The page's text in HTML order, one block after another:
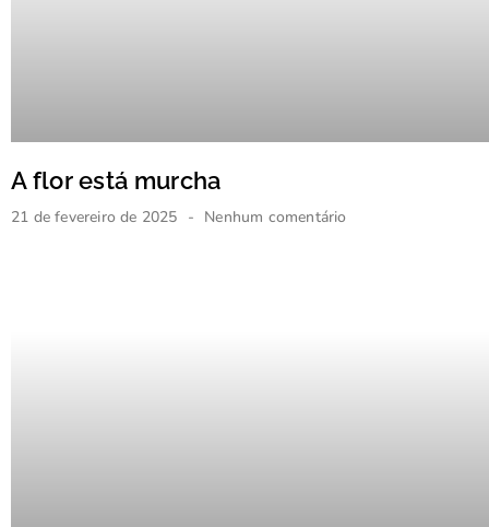
A flor está murcha
21 de fevereiro de 2025 Nenhum comentário